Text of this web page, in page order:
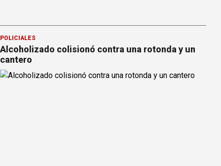
POLICIALES
Alcoholizado colisionó contra una rotonda y un
cantero